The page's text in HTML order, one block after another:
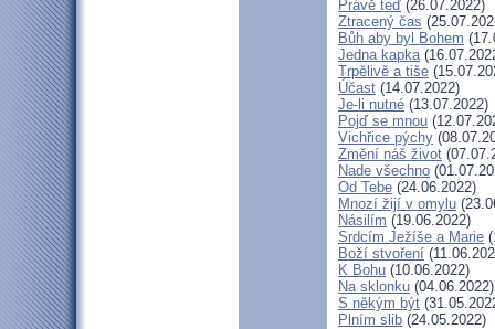
Právě teď (26.07.2022)
Ztracený čas
Bůh aby byl Bohem
Jedna kapka
Trpělivě a tiše
Účast (14.07.2022)
Je-li nutné (13.07.2022)
Pojď se mnou
Vichřice pýchy
Změní náš život
Nade všechno
Od Tebe (24.06.2022)
Mnozí žijí v omylu
Násilím (19.06.2022)
Srdcím Ježíše a Marie
Boží stvoření
K Bohu (10.06.2022)
Na sklonku (04.06.2022)
S někým být
Plním slib (24.05.2022)